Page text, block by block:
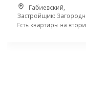
Габиевский,
Застройщик:
Есть квартиры на